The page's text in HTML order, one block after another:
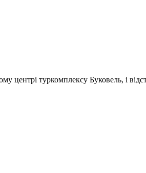
центрі туркомплексу Буковель, і